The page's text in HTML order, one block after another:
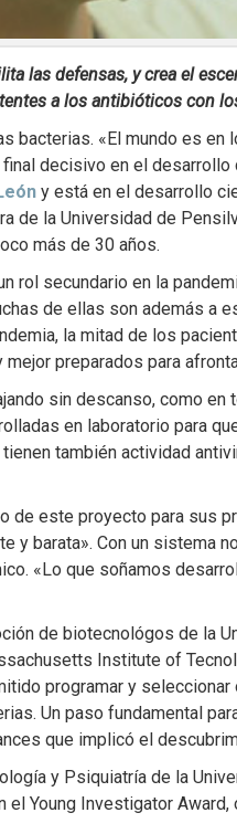
las defensas, y crea el
a los antibióticos con
bacterias. «El mundo es
decisivo en el
y está en el desarrollo
de la Universidad de
más de 30 años.
rol secundario en la
de ellas son además
la mitad de los
preparados para
sin descanso, como
en laboratorio para
también actividad
este proyecto para sus
y barata». Con un
«Lo que soñamos
de biotecnológos de la
Institute of
programar y
Un paso fundamental
que implicó el
y Psiquiatría de la
el Young Investigator